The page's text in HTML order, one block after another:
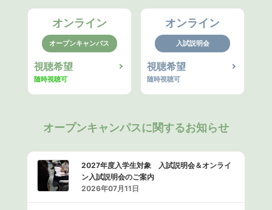
オンライン
オープンキャンパス
視聴希望
随時視聴可
オンライン
入試説明会
視聴希望
随時視聴可
オープンキャンパスに関するお知らせ
2027年度入学生対象 入試説明会＆オンライ
ン入試説明会のご案内
2026年07月11日